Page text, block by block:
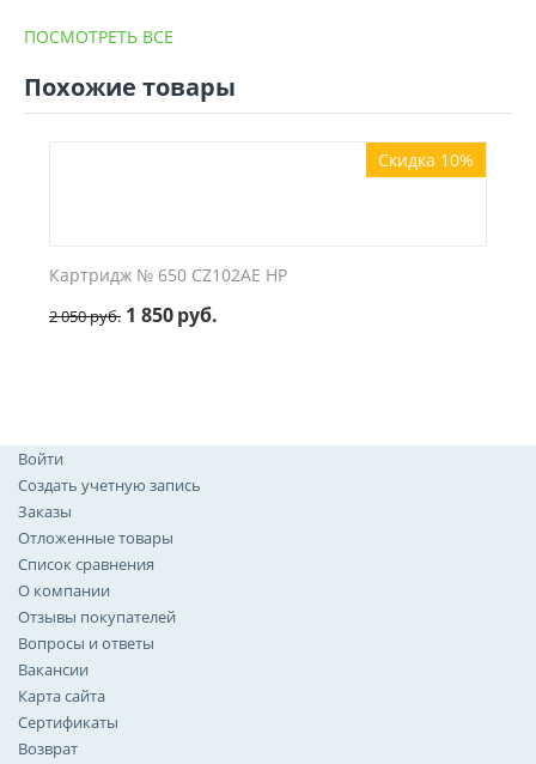
ПОСМОТРЕТЬ ВСЕ
Похожие товары
Скидка 10%
Картридж № 650 CZ102AE HP
2 050руб. 1 850руб.
Войти
Создать учетную запись
Заказы
Отложенные товары
Список сравнения
О компании
Отзывы покупателей
Вопросы и ответы
Вакансии
Карта сайта
Сертификаты
Возврат